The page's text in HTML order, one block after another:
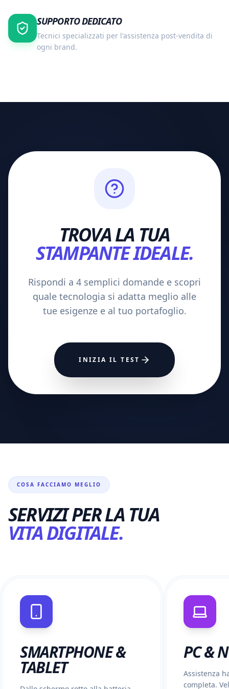
SUPPORTO DEDICATO
Tecnici specializzati per l'assistenza post-vendita di
ogni brand.
TROVA LA TUA
STAMPANTE IDEALE.
Rispondi a 4 semplici domande e scopri
quale tecnologia si adatta meglio alle
tue esigenze e al tuo portafoglio.
INIZIA IL TEST
COSA FACCIAMO MEGLIO
SERVIZI PER LA TUA
VITA DIGITALE.
SMARTPHONE &
TABLET
PC &
Assistenza
completa.